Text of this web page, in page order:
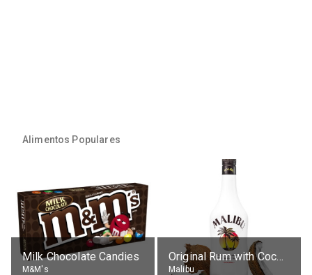
Alimentos Populares
Milk Chocolate Candies
M&M's
Original Rum with Coconut Flavour (21% alc.)
Malibu